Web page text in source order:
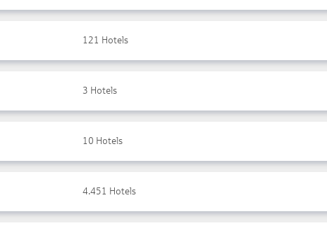
121 Hotels
3 Hotels
10 Hotels
4.451 Hotels